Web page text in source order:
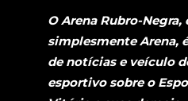
O Arena Rubro-Negra,
simplesmente Arena,
de notícias e veículo
esportivo sobre o